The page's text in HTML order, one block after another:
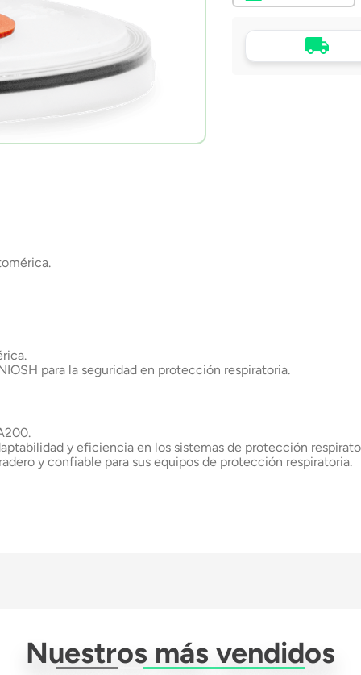
Tu compra, directo
para la seguridad en protección respiratoria.
y eficiencia en los sistemas de protección
y confiable para sus equipos de protección respiratoria.
Nuestros más vendidos